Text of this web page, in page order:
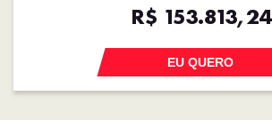
R$ 153.813,24
EU QUERO